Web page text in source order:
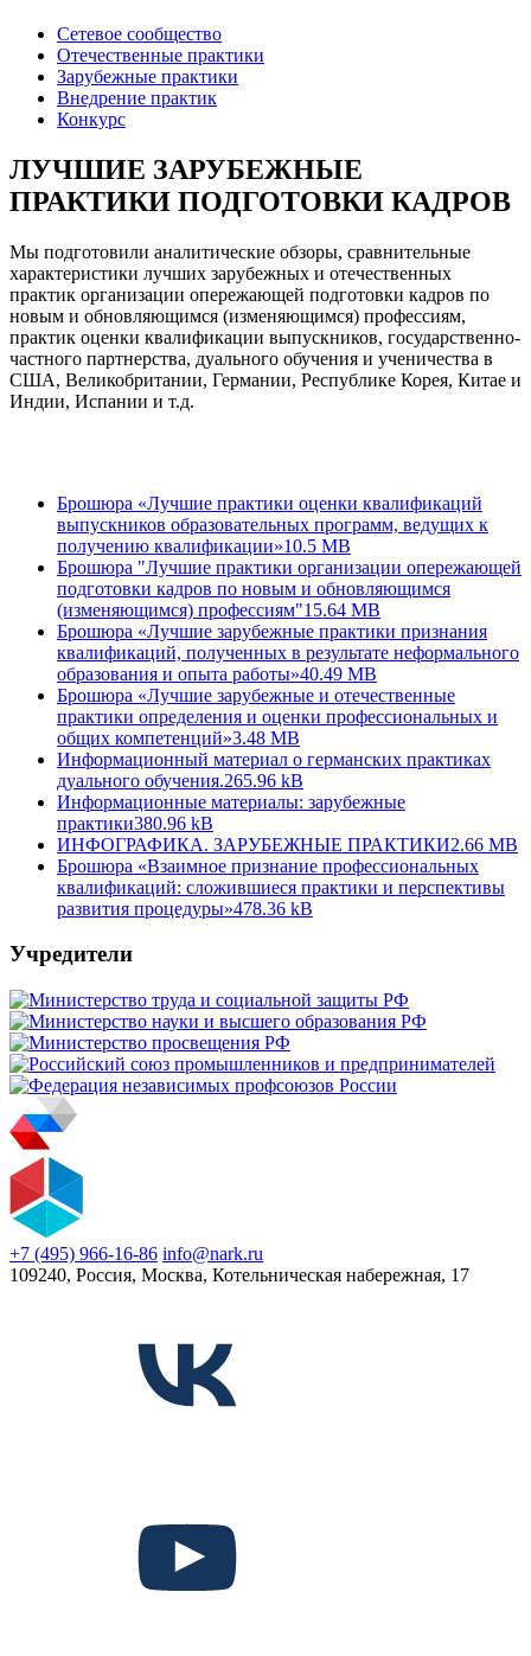
Сетевое сообщество
Отечественные практики
Зарубежные практики
Внедрение практик
Конкурс
ЛУЧШИЕ ЗАРУБЕЖНЫЕ
ПРАКТИКИ ПОДГОТОВКИ КАДРОВ
Мы подготовили аналитические обзоры, сравнительные
характеристики лучших зарубежных и отечественных
практик организации опережающей подготовки кадров по
новым и обновляющимся (изменяющимся) профессиям,
практик оценки квалификации выпускников, государственно-
частного партнерства, дуального обучения и ученичества в
США, Великобритании, Германии, Республике Корея, Китае и
Индии, Испании и т.д.
Брошюра «Лучшие практики оценки квалификаций
выпускников образовательных программ, ведущих к
получению квалификации»10.5 MB
Брошюра "Лучшие практики организации опережающей
подготовки кадров по новым и обновляющимся
(изменяющимся) профессиям"15.64 MB
Брошюра «Лучшие зарубежные практики признания
квалификаций, полученных в результате неформального
образования и опыта работы»40.49 MB
Брошюра «Лучшие зарубежные и отечественные
практики определения и оценки профессиональных и
общих компетенций»3.48 MB
Информационный материал о германских практиках
дуального обучения.265.96 kB
Информационные материалы: зарубежные
практики380.96 kB
ИНФОГРАФИКА. ЗАРУБЕЖНЫЕ ПРАКТИКИ2.66 MB
Брошюра «Взаимное признание профессиональных
квалификаций: сложившиеся практики и перспективы
развития процедуры»478.36 kB
Учредители
+7 (495) 966-16-86 info@nark.ru
109240, Россия, Москва, Котельническая набережная, 17